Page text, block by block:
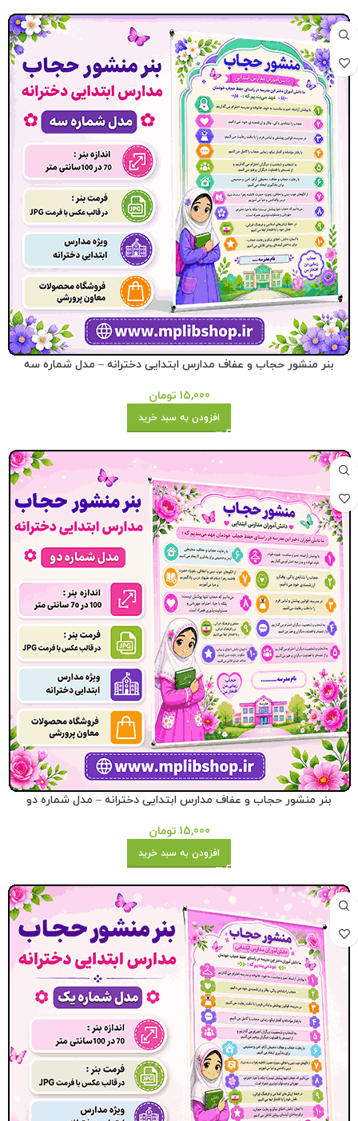
بنر منشور حجاب و عفاف مدارس ابتدایی دخترانه – مدل شماره سه
15,000 تومان
افزودن به سبد خرید
بنر منشور حجاب و عفاف مدارس ابتدایی دخترانه – مدل شماره دو
15,000 تومان
افزودن به سبد خرید